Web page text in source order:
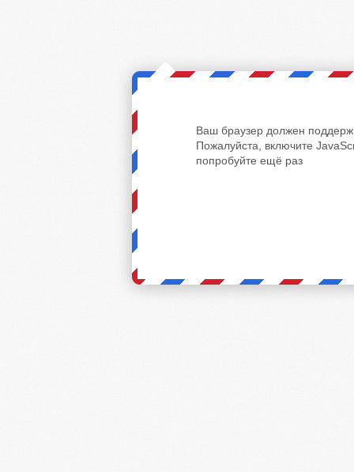
Ваш браузер должен
Пожалуйста, включите
попробуйте ещё раз